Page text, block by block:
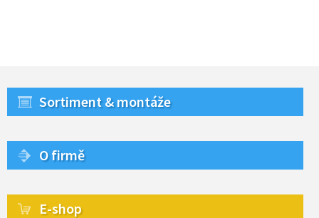
Sortiment & montáže
O firmě
E-shop